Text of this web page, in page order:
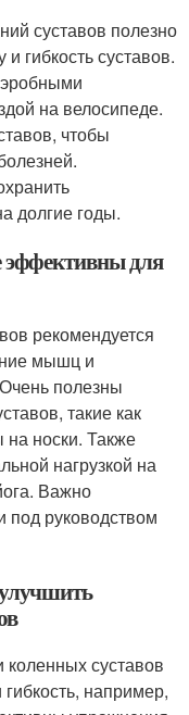
суставов полезно
гибкость суставов.
на велосипеде.
чтобы
долгие годы.
эффективны для
рекомендуется
мышц и
полезны
такие как
носки. Также
нагрузкой на
Важно
под руководством
суставов
например,